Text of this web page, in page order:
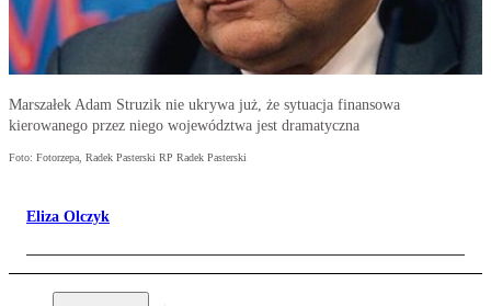
Marszałek Adam Struzik nie ukrywa już, że sytuacja finansowa
kierowanego przez niego województwa jest dramatyczna
Foto: Fotorzepa, Radek Pasterski RP Radek Pasterski
Eliza Olczyk